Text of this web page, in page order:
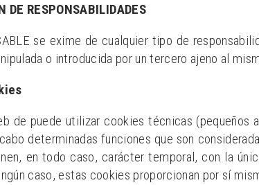
DE RESPONSABILIDADES
se exime de cualquier tipo de
o introducida por un tercero ajeno al
de puede utilizar cookies técnicas (pequeños
determinadas funciones que son
en todo caso, carácter temporal, con la
caso, estas cookies proporcionan por sí